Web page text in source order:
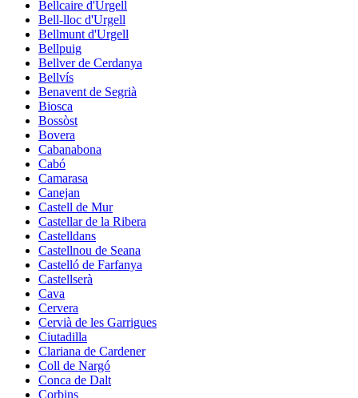
Bellcaire d'Urgell
Bell-lloc d'Urgell
Bellmunt d'Urgell
Bellpuig
Bellver de Cerdanya
Bellvís
Benavent de Segrià
Biosca
Bossòst
Bovera
Cabanabona
Cabó
Camarasa
Canejan
Castell de Mur
Castellar de la Ribera
Castelldans
Castellnou de Seana
Castelló de Farfanya
Castellserà
Cava
Cervera
Cervià de les Garrigues
Ciutadilla
Clariana de Cardener
Coll de Nargó
Conca de Dalt
Corbins